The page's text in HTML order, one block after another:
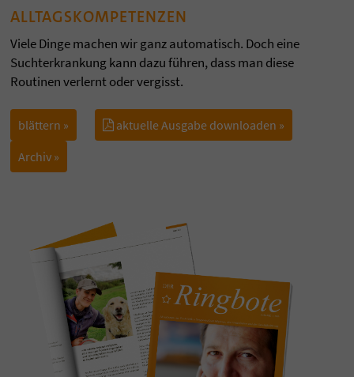
ALLTAGSKOMPETENZEN
Viele Dinge machen wir ganz automatisch. Doch eine
Suchterkrankung kann dazu führen, dass man diese
Routinen verlernt oder vergisst.
blättern »
aktuelle Ausgabe downloaden »
Archiv »